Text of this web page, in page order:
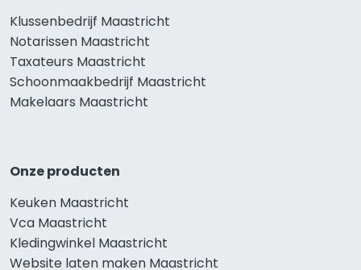
Klussenbedrijf Maastricht
Notarissen Maastricht
Taxateurs Maastricht
Schoonmaakbedrijf Maastricht
Makelaars Maastricht
Onze producten
Keuken Maastricht
Vca Maastricht
Kledingwinkel Maastricht
Website laten maken Maastricht